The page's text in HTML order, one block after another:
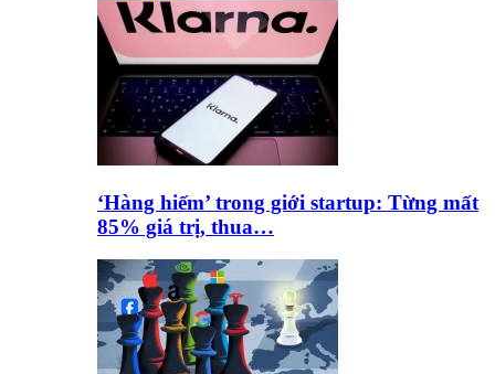
‘Hàng hiếm’ trong giới startup: Từng mất
85% giá trị, thua…